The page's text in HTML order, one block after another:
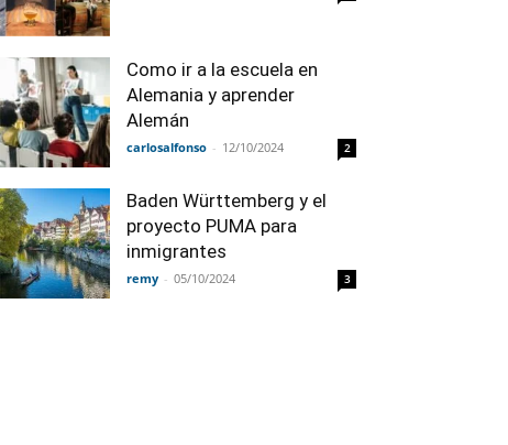
Como ir a la escuela en
Alemania y aprender
Alemán
carlosalfonso - 12/10/2024 2
Baden Württemberg y el
proyecto PUMA para
inmigrantes
remy - 05/10/2024 3